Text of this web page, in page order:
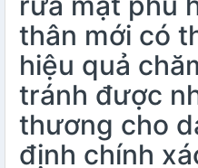
thân mới có
hiệu quả
tránh được
thương cho
định chính